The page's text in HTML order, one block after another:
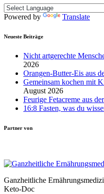
Powered by Translate
Neueste Beiträge
Nicht artgerechte
2026
Orangen-Butter-Eis aus
Gemeinsam kochen mit
August 2026
Feurige Fetacreme aus
16:8 Fasten, was du
Partner von
Ganzheitliche
Keto-Doc